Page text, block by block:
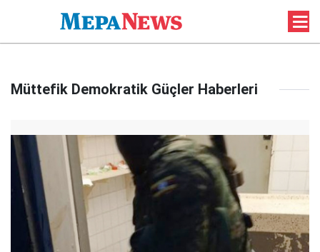
Müttefik Demokratik Güçler Haberleri